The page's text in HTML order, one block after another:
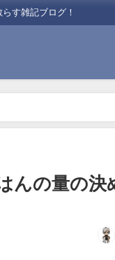
す雑記ブログ！
んの量の決